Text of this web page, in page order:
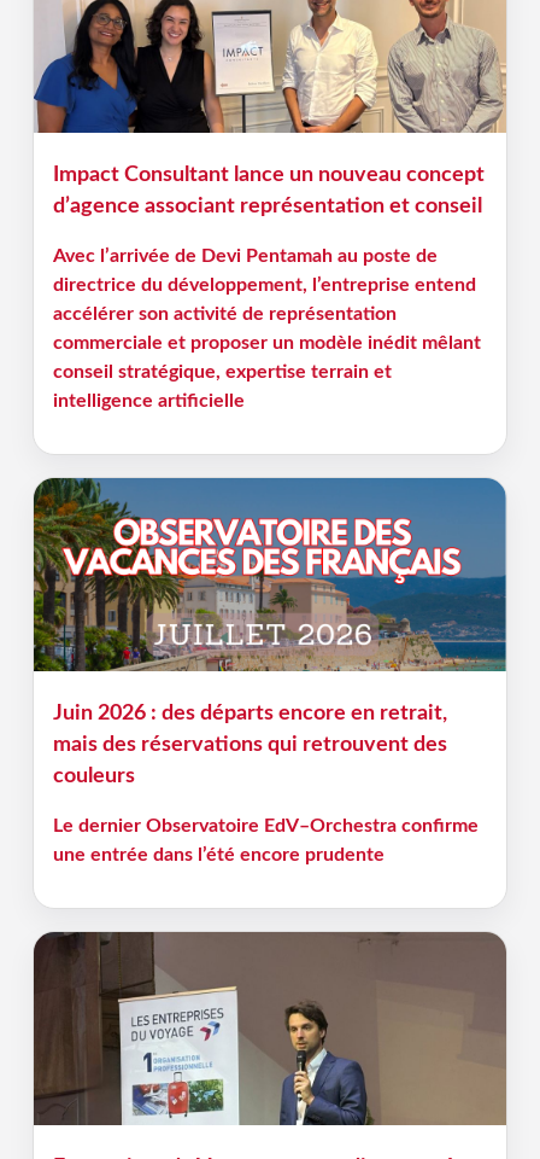
Impact Consultant lance un nouveau concept
d’agence associant représentation et conseil
Avec l’arrivée de Devi Pentamah au poste de
directrice du développement, l’entreprise entend
accélérer son activité de représentation
commerciale et proposer un modèle inédit mêlant
conseil stratégique, expertise terrain et
intelligence artificielle
Juin 2026 : des départs encore en retrait,
mais des réservations qui retrouvent des
couleurs
Le dernier Observatoire EdV–Orchestra confirme
une entrée dans l’été encore prudente